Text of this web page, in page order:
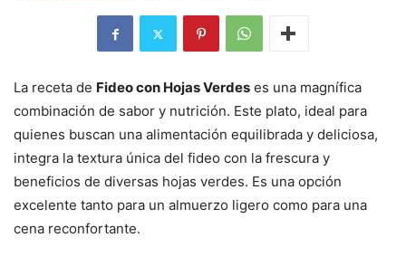
La receta de Fideo con Hojas Verdes es una magnífica
combinación de sabor y nutrición. Este plato, ideal para
quienes buscan una alimentación equilibrada y deliciosa,
integra la textura única del fideo con la frescura y
beneficios de diversas hojas verdes. Es una opción
excelente tanto para un almuerzo ligero como para una
cena reconfortante.